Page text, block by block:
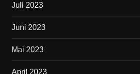
Juli 2023
Juni 2023
Mai 2023
April 2023